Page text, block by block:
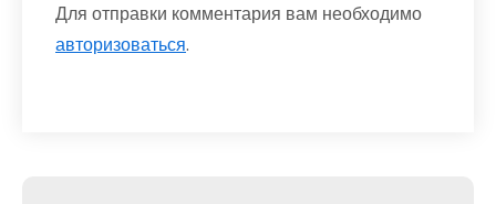
Для отправки комментария вам необходимо
авторизоваться.